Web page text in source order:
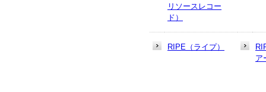
リソースレコー
ド）
RIPE（ライプ）
ア